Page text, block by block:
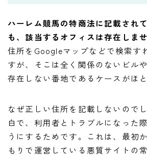
ハーレム競馬の特商法に記載され
も、該当するオフィスは存在しませ
住所をGoogleマップなどで検索す
すが、そこは全く関係のないビル
存在しない番地であるケースがほと
なぜ正しい住所を記載しないので
白で、利用者とトラブルになった
うにするためです。これは、最初
もりで運営している悪質サイトの